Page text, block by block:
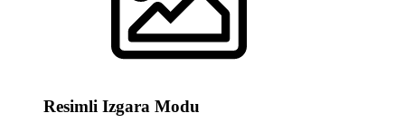
Resimli Izgara Modu